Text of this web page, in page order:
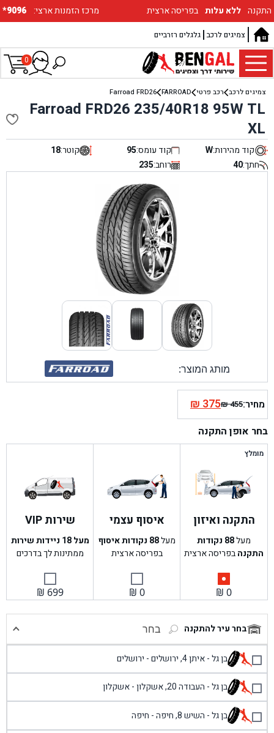
*9096 :מרכז הזמנות ארצי התקנה ללא עלות בפריסה ארצית
גלגלים רזרביים צמיגים לרכב
0
צמיגים לרכב רכב פרטי FARROAD
Farroad FRD26
Farroad FRD26 235/40R18 95W TL
XL
קוד מהירות:W קוד עומס:95 קוטר:18
חתך:40 רוחב:235
מותג המוצר:
מחיר: ₪455
המחיר
המקורי
היה:
₪375המחיר
הנוכחי
הוא:
בחר אופן התקנה
מומלץ
התקנה ואיזון
מעל88 נקודות
התקנהבפריסה ארצית
₪ 0
איסוף עצמי
מעל88 נקודות איסוף
בפריסה ארצית
₪ 0
שירות VIP
מעל 18 ניידות שירות
ממתינות לך בדרכים
₪ 699
בחר עיר להתקנה בחר
בן גל - איתן 4, ירושלים - ירושלים
בן גל - העבודה 20, אשקלון - אשקלון
בן גל - השיש 8, חיפה - חיפה